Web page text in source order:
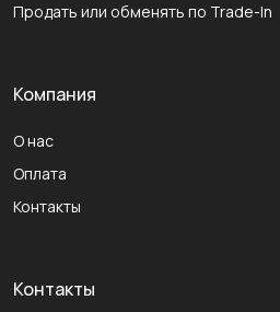
Продать или обменять по Trade-In
Компания
О нас
Оплата
Контакты
Контакты